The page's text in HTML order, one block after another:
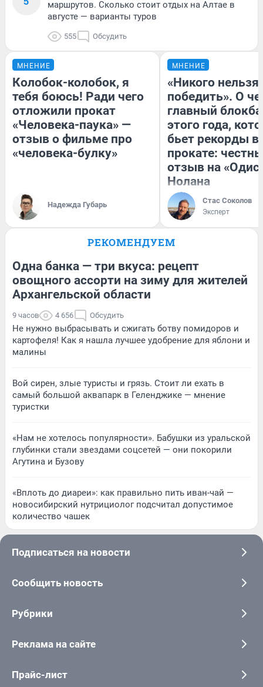
маршрутов. Сколько стоит отдых на Алтае в
августе — варианты туров
555 Обсудить
МНЕНИЕ
Колобок-колобок, я
тебя боюсь! Ради чего
отложили прокат
«Человека-паука» —
отзыв о фильме про
«человека-булку»
Надежда Губарь
МНЕНИЕ
«Никого нельзя
победить». О
главный
этого года,
бьет рекорды в
прокате:
отзыв на
Нолана
Стас Соколов
Эксперт
РЕКОМЕНДУЕМ
Одна банка — три вкуса: рецепт
овощного ассорти на зиму для жителей
Архангельской области
9 часов 4 656 Обсудить
Не нужно выбрасывать и сжигать ботву помидоров и
картофеля! Как я нашла лучшее удобрение для яблони и
малины
Вой сирен, злые туристы и грязь. Стоит ли ехать в
самый большой аквапарк в Геленджике — мнение
туристки
«Нам не хотелось популярности». Бабушки из уральской
глубинки стали звездами соцсетей — они покорили
Агутина и Бузову
«Вплоть до диареи»: как правильно пить иван-чай —
новосибирский нутрициолог подсчитал допустимое
количество чашек
Подписаться на новости
Сообщить новость
Рубрики
Реклама на сайте
Прайс-лист